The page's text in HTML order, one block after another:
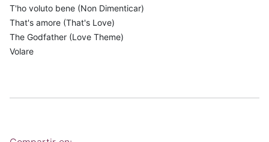
T'ho voluto bene (Non Dimenticar)
That's amore (That's Love)
The Godfather (Love Theme)
Volare